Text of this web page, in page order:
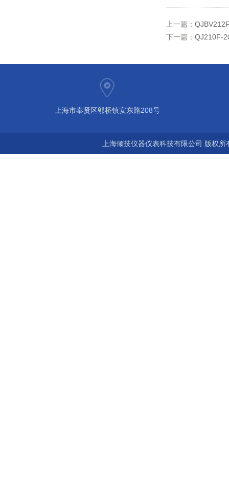
上一篇：
下一篇： QJ210F-
上海市奉贤区邬桥镇安东路208号
上海倾技仪器仪表科技有限公司 版权